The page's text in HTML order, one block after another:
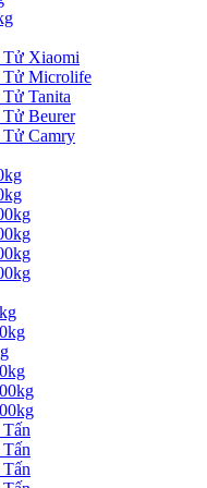
Tử Xiaomi
Tử Microlife
Tanita
Beurer
Camry